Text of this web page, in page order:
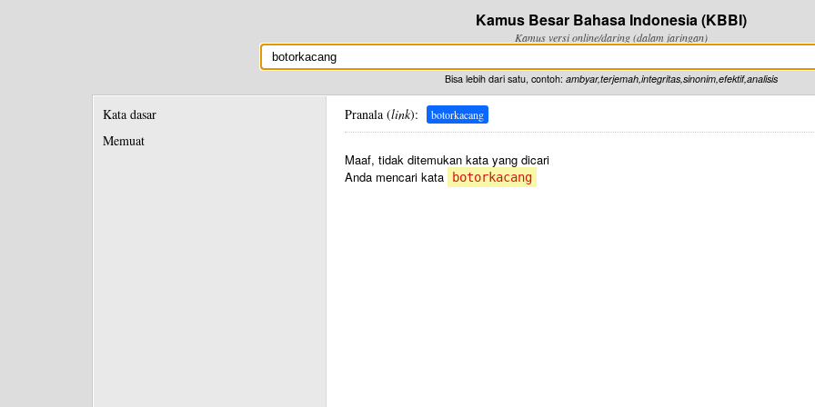
Kamus Besar Bahasa Indonesia (KBBI)
Kamus versi online/daring (dalam jaringan)
Bisa lebih dari satu, contoh: ambyar,terjemah,integritas,sinonim,efektif,analisis
Kata dasar
Memuat
Pranala (link): botorkacang
Maaf, tidak ditemukan kata yang dicari
Anda mencari kata
botorkacang